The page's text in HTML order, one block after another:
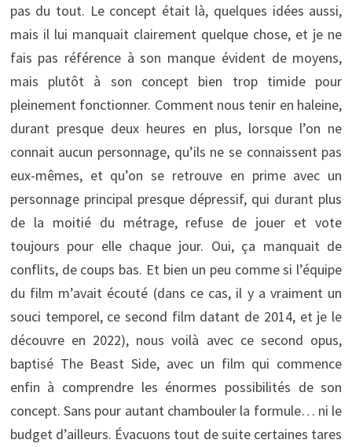
pas du tout. Le concept était là, quelques idées aussi,
mais il lui manquait clairement quelque chose, et je ne
fais pas référence à son manque évident de moyens,
mais plutôt à son concept bien trop timide pour
pleinement fonctionner. Comment nous tenir en haleine,
durant presque deux heures en plus, lorsque l’on ne
connait aucun personnage, qu’ils ne se connaissent pas
eux-mêmes, et qu’on se retrouve en prime avec un
personnage principal presque dépressif, qui durant plus
de la moitié du métrage, refuse de jouer et vote
toujours pour elle chaque jour. Oui, ça manquait de
conflits, de coups bas. Et bien un peu comme si l’équipe
du film m’avait écouté (dans ce cas, il y a vraiment un
souci temporel, ce second film datant de 2014, et je le
découvre en 2022), nous voilà avec ce second opus,
baptisé The Beast Side, avec un film qui commence
enfin à comprendre les énormes possibilités de son
concept. Sans pour autant chambouler la formule… ni le
budget d’ailleurs. Évacuons tout de suite certaines tares